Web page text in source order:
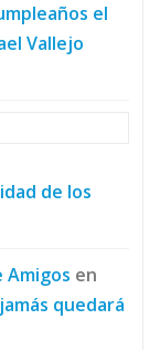
el
Vallejo
de los
Amigos en
quedará